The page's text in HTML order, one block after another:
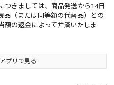
きましては、商品発送から14日
品（または同等額の代替品）との
額の返金によって弁済いたしま
プリで見る